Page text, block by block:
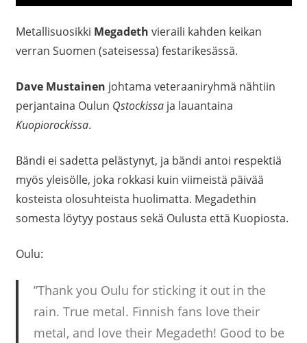
Metallisuosikki Megadeth vieraili kahden keikan
verran Suomen (sateisessa) festarikesässä.
Dave Mustainen johtama veteraaniryhmä nähtiin
perjantaina Oulun Qstockissaja lauantaina
Kuopiorockissa.
Bändi ei sadetta pelästynyt, ja bändi antoi respektiä
myös yleisölle, joka rokkasi kuin viimeistä päivää
kosteista olosuhteista huolimatta. Megadethin
somesta löytyy postaus sekä Oulusta että Kuopiosta.
Oulu:
”Thank you Oulu for sticking it out in the
rain. True metal. Finnish fans love their
metal, and love their Megadeth! Good to be